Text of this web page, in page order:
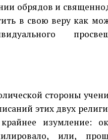
обрядов и
в свою веру как
стороны
этих двух
изумление:
или,